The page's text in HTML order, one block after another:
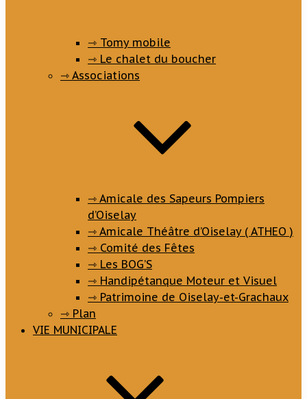
⇾ Tomy mobile
⇾ Le chalet du boucher
⇾ Associations
⇾ Amicale des Sapeurs Pompiers
d’Oiselay
⇾ Amicale Théâtre d’Oiselay ( ATHEO )
⇾ Comité des Fêtes
⇾ Les BOG’S
⇾ Handipétanque Moteur et Visuel
⇾ Patrimoine de Oiselay-et-Grachaux
⇾ Plan
VIE MUNICIPALE